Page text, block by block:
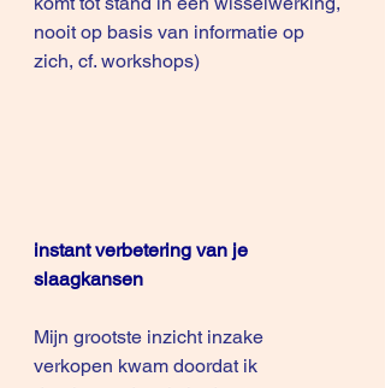
nooit op basis van informatie op
zich, cf. workshops)
instant verbetering van je
slaagkansen
Mijn grootste inzicht inzake
verkopen kwam doordat ik